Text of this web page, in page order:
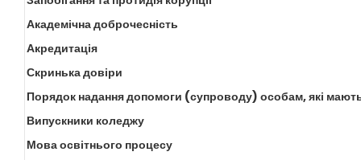
Академічна доброчесність
Акредитація
Скринька довіри
Порядок надання допомоги (супроводу) особам, які
Випускники коледжу
Мова освітнього процесу